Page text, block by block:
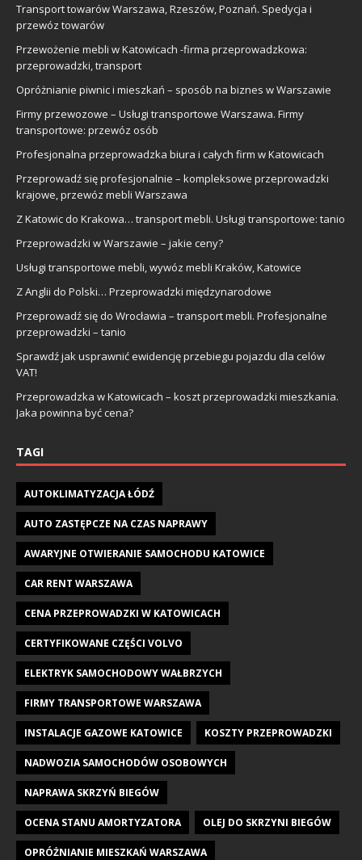
Transport towarów Warszawa, Rzeszów, Poznań. Spedycja i
przewóz towarów
Przewożenie mebli w Katowicach -firma przeprowadzkowa:
przeprowadzki, transport
Opróżnianie piwnic i mieszkań – sposób na biznes w Warszawie
Firmy przewozowe – Usługi transportowe Warszawa. Firmy
transportowe: przewóz osób
Profesjonalna przeprowadzka biura i całych firm w Katowicach
Przeprowadź się profesjonalnie – kompleksowe przeprowadzki
krajowe, przewóz mebli Warszawa
Z Katowic do Krakowa… transport mebli. Usługi transportowe: tanio
Przeprowadzki w Warszawie – jakie ceny?
Usługi transportowe mebli, wywóz mebli Kraków, Katowice
Z Anglii do Polski… Przeprowadzki międzynarodowe
Przeprowadź się do Wrocławia – transport mebli. Profesjonalne
przeprowadzki – tanio
Sprawdź jak usprawnić ewidencję przebiegu pojazdu dla celów
VAT!
Przeprowadzka w Katowicach – koszt przeprowadzki mieszkania.
Jaka powinna być cena?
TAGI
AUTOKLIMATYZACJA ŁÓDŹ
AUTO ZASTĘPCZE NA CZAS NAPRAWY
AWARYJNE OTWIERANIE SAMOCHODU KATOWICE
CAR RENT WARSZAWA
CENA PRZEPROWADZKI W KATOWICACH
CERTYFIKOWANE CZĘŚCI VOLVO
ELEKTRYK SAMOCHODOWY WAŁBRZYCH
FIRMY TRANSPORTOWE WARSZAWA
INSTALACJE GAZOWE KATOWICE KOSZTY PRZEPROWADZKI
NADWOZIA SAMOCHODÓW OSOBOWYCH
NAPRAWA SKRZYŃ BIEGÓW
OCENA STANU AMORTYZATORA OLEJ DO SKRZYNI BIEGÓW
OPRÓŻNIANIE MIESZKAŃ WARSZAWA